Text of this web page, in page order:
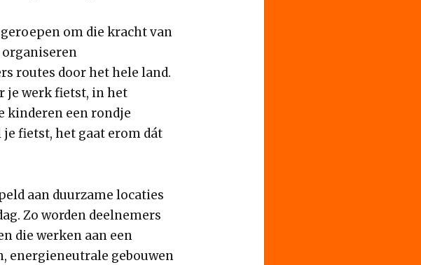
om die kracht van
organiseren
routes door het hele land.
je werk fietst, in het
kinderen een rondje
fietst, het gaat erom dát
aan duurzame locaties
Zo worden deelnemers
die werken aan een
energieneutrale gebouwen